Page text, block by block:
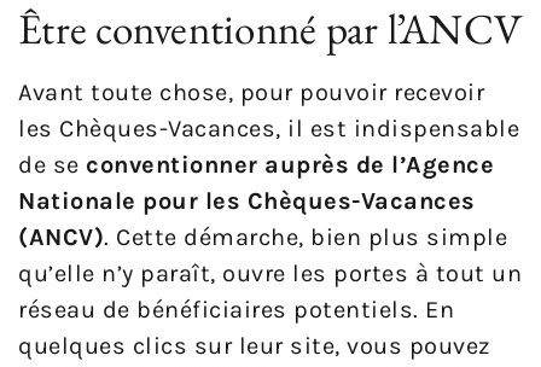
Être conventionné par l’ANCV
Avant toute chose, pour pouvoir recevoir
les Chèques-Vacances, il est indispensable
de se conventionner auprès de l’Agence
Nationale pour les Chèques-Vacances
(ANCV). Cette démarche, bien plus simple
qu’elle n’y paraît, ouvre les portes à tout un
réseau de bénéficiaires potentiels. En
quelques clics sur leur site, vous pouvez